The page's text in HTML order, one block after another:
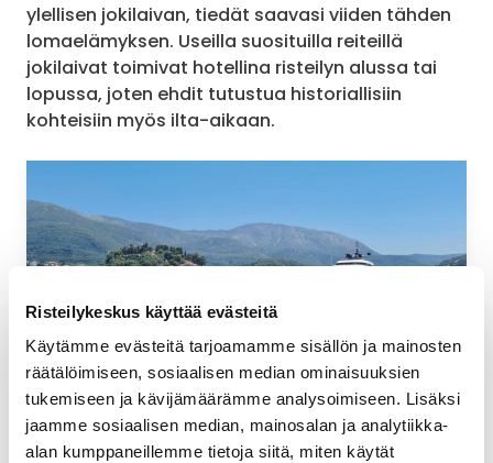
Risteilykeskus käyttää evästeitä
Käytämme evästeitä tarjoamamme sisällön ja mainosten
räätälöimiseen, sosiaalisen median ominaisuuksien
tukemiseen ja kävijämäärämme analysoimiseen. Lisäksi
jaamme sosiaalisen median, mainosalan ja analytiikka-
alan kumppaneillemme tietoja siitä, miten käytät
ylellisen jokilaivan, tiedät saavasi viiden tähden
lomaelämyksen. Useilla suosituilla reiteillä
jokilaivat toimivat hotellina risteilyn alussa tai
lopussa, joten ehdit tutustua historiallisiin
kohteisiin myös ilta-aikaan.
Bruttotonnit: 5 300
Emerald Azzurra